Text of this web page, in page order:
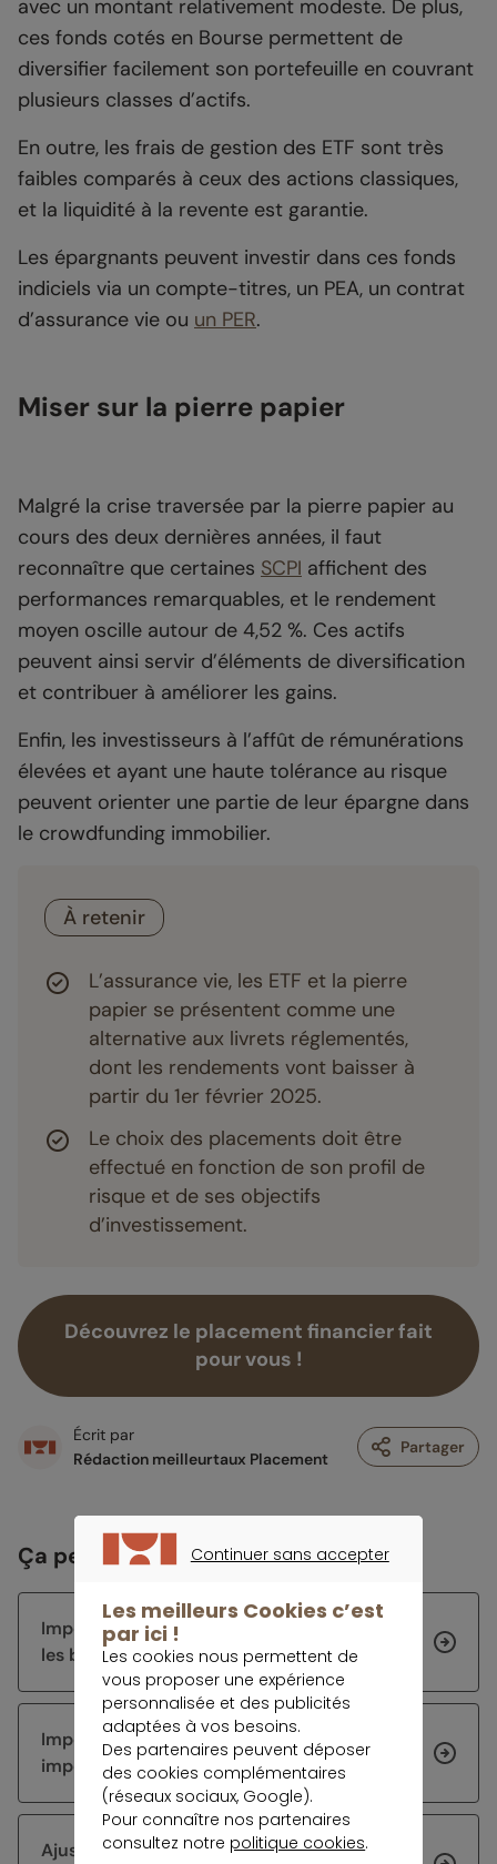
avec un montant relativement modeste. De plus,
ces fonds cotés en Bourse permettent de
diversifier facilement son portefeuille en couvrant
plusieurs classes d’actifs.
En outre, les frais de gestion des ETF sont très
faibles comparés à ceux des actions classiques,
et la liquidité à la revente est garantie.
Les épargnants peuvent investir dans ces fonds
indiciels via un compte-titres, un PEA, un contrat
d’assurance vie ou un PER.
Miser sur la pierre papier
Malgré la crise traversée par la pierre papier au
cours des deux dernières années, il faut
reconnaître que certaines SCPI affichent des
performances remarquables, et le rendement
moyen oscille autour de 4,52 %. Ces actifs
peuvent ainsi servir d’éléments de diversification
et contribuer à améliorer les gains.
Enfin, les investisseurs à l’affût de rémunérations
élevées et ayant une haute tolérance au risque
peuvent orienter une partie de leur épargne dans
le crowdfunding immobilier.
À retenir
L’assurance vie, les ETF et la pierre
papier se présentent comme une
alternative aux livrets réglementés,
dont les rendements vont baisser à
partir du 1er février 2025.
Le choix des placements doit être
effectué en fonction de son profil de
risque et de ses objectifs
d’investissement.
Découvrez le placement financier fait
pour vous !
Écrit par
Rédaction meilleurtaux Placement
Partager
Ça peut vous intéresser
Impôt 2026 : les échéances de la rentrée et
les bons réflexes à avoir
Impôts 2026 : corriger sa déclaration sur
impots.gouv.fr
Ajuster sa stratégie d’épargne après 60 ans
Continuer sans accepter
Les meilleurs Cookies c’est
par ici !
Les cookies nous permettent de
vous proposer une expérience
personnalisée et des publicités
adaptées à vos besoins.
Des partenaires peuvent déposer
des cookies complémentaires
(réseaux sociaux, Google).
Pour connaître nos partenaires
consultez notre politique cookies.